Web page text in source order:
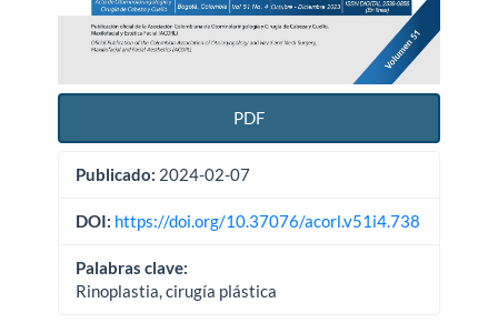
PDF
Publicado: 2024-02-07
DOI: https://doi.org/10.37076/acorl.v51i4.738
Palabras clave:
Rinoplastia, cirugía plástica